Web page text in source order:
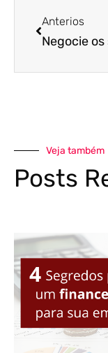
Anterios
Veja também
Posts